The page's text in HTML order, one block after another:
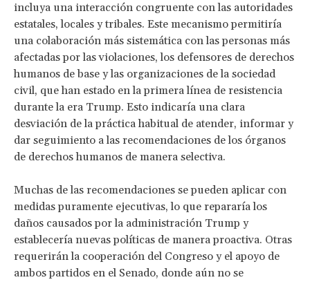
incluya una interacción congruente con las autoridades
estatales, locales y tribales. Este mecanismo permitiría
una colaboración más sistemática con las personas más
afectadas por las violaciones, los defensores de derechos
humanos de base y las organizaciones de la sociedad
civil, que han estado en la primera línea de resistencia
durante la era Trump. Esto indicaría una clara
desviación de la práctica habitual de atender, informar y
dar seguimiento a las recomendaciones de los órganos
de derechos humanos de manera selectiva.
Muchas de las recomendaciones se pueden aplicar con
medidas puramente ejecutivas, lo que repararía los
daños causados por la administración Trump y
establecería nuevas políticas de manera proactiva. Otras
requerirán la cooperación del Congreso y el apoyo de
ambos partidos en el Senado, donde aún no se